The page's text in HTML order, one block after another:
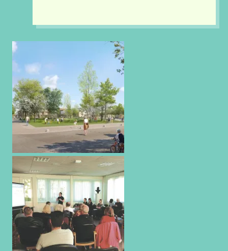
Gallery
images